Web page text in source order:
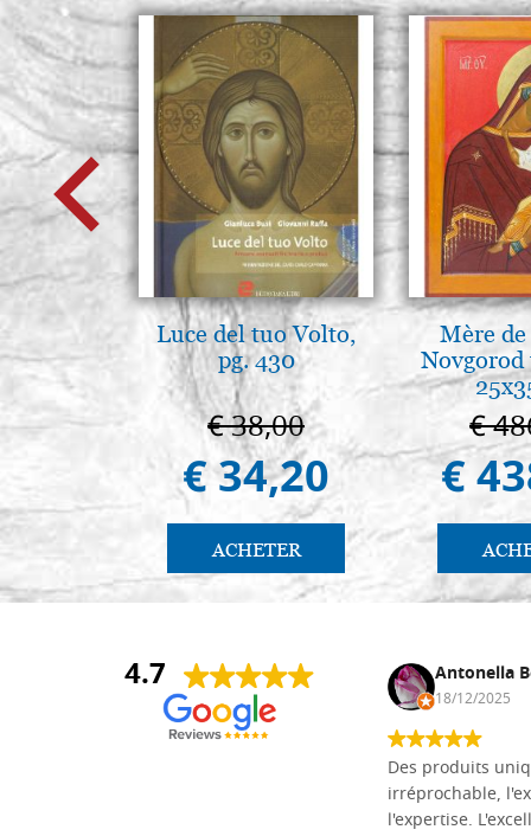
Luce del tuo Volto,
pg. 430
€ 38,00
€ 34,20
ACHETER
Mère
Novgorod
€
€
4.7
Daniel Vandewalle Antonella
18/12/2025
Des produits
irréprochable,
l'expertise.